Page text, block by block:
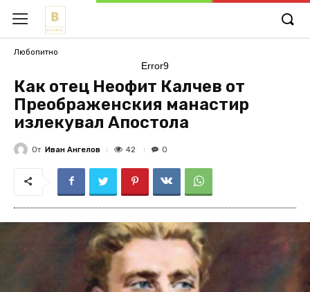
Любопитно
Error9
Как отец Неофит Калчев от
Преображенския манастир
излекувал Апостола
От Иван Ангелов 42 0